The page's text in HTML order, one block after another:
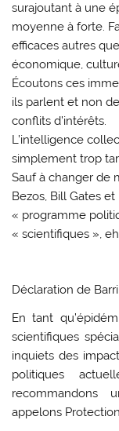
surajoutant à une
moyenne à forte.
efficaces autres
économique,
Écoutons ces
ils parlent et non
conflits d’intérêts.
L’intelligence
simplement trop
Sauf à changer de
Bezos, Bill Gates et
« programme
« scientifiques »,
Déclaration de
En tant
scientifiques
inquiets des
politiques
recommandons
appelons